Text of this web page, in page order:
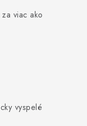
viac ako
vyspelé